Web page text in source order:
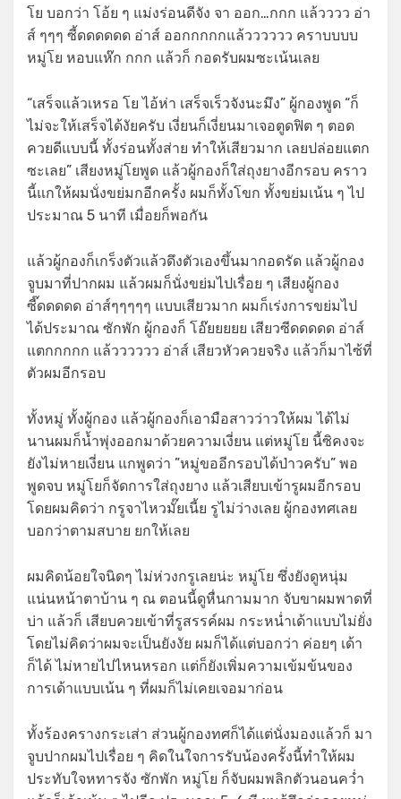
โย บอกว่า โอ้ย ๆ แม่งร่อนดีจัง จา ออก…กกก แล้วววว อ่า
ส์ ๆๆๆ ซี้ดดดดดด อ่าส์ ออกกกกกแล้วววววว คราบบบบ
หมู่โย หอบแห๊ก กกก แล้วก็ กอดรับผมซะเน้นเลย
“เสร็จแล้วเหรอ โย ไอ้ห่า เสร็จเร็วจังนะมึง” ผู้กองพูด “ก็
ไม่จะให้เสร็จได้งัยครับ เงี่ยนก็เงี่ยนมาเจอตูดฟิต ๆ ตอด
ควยดีแบบนี้ ทั้งร่อนทั้งส่าย ทำให้เสียวมาก เลยปล่อยแตก
ซะเลย” เสียงหมู่โยพูด แล้วผู้กองก็ใส่ถุงยางอีกรอบ คราว
นี้แกให้ผมนั่งขย่มกอีกครั้ง ผมก็ทั้งโขก ทั้งขย่มเน้น ๆ ไป
ประมาณ 5 นาที เมื่อยก็พอกัน
แล้วผู้กองก็เกร็งตัวแล้วดึงตัวเองขึ้นมากอดรัด แล้วผู้กอง
จูบมาที่ปากผม แล้วผมก็นั่งขย่มไปเรื่อย ๆ เสียงผู้กอง
ซี๊ดดดดด อ่าส์ๆๆๆๆๆ แบบเสียวมาก ผมก็เร่งการขย่มไป
ได้ประมาณ ซักพัก ผู้กองก็ โอ๊ยยยยย เสียวซีดดดดด อ่าส์
แตกกกกก แล้วววววว อ่าส์ เสียวหัวควยจริง แล้วก็มาไซ้ที่
ตัวผมอีกรอบ
ทั้งหมู่ ทั้งผู้กอง แล้วผู้กองก็เอามือสาวว่าวให้ผม ได้ไม่
นานผมก็น้ำพุ่งออกมาด้วยความเงี่ยน แต่หมู่โย นี้ซิคงจะ
ยังไม่หายเงี่ยน แกพูดว่า ”หมู่ขออีกรอบได้ป่าวครับ” พอ
พูดจบ หมู่โยก็จัดการใส่ถุงยาง แล้วเสียบเข้ารูผมอีกรอบ
โดยผมคิดว่า กรูจาไหวมั๊ยเนี้ย รูไม่ว่างเลย ผู้กองทศเลย
บอกว่าตามสบาย ยกให้เลย
ผมคิดน้อยใจนิดๆ ไม่ห่วงกรูเลยน่ะ หมู่โย ซึ่งยังดูหนุ่ม
แน่นหน้าตาบ้าน ๆ ณ ตอนนี้ดูหื่นกามมาก จับขาผมพาดที่
บ่า แล้วก็ เสียบควยเข้าที่รูสรรค์ผม กระหน่ำเด้าแบบไม่ยั่ง
โดยไม่คิดว่าผมจะเป็นยังงัย ผมก็ได้แต่บอกว่า ค่อยๆ เด้า
ก็ได้ ไม่หายไปไหนหรอก แต่ก็ยังเพิ่มความเข้มข้นของ
การเด้าแบบเน้น ๆ ที่ผมก็ไม่เคยเจอมาก่อน
ทั้งร้องครางกระเส่า ส่วนผู้กองทศก็ได้แต่นั่งมองแล้วก็ มา
จูบปากผมไปเรื่อย ๆ คิดในใจการรับน้องครั้งนี้ทำให้ผม
ประทับใจหทารจัง ซักพัก หมู่โย ก็จับผมพลิกตัวนอนคว่ำ